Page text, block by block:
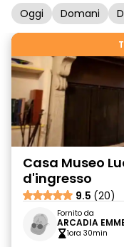
Oggi Domani
Casa Museo
d'ingresso
9.5 (20)
Fornito da
ARCADIA
1ora 30min